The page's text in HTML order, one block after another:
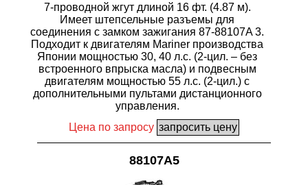
7-проводной жгут длиной 16 фт. (4.87 м).
Имеет штепсельные разъемы для
соединения с замком зажигания 87-88107A 3.
Подходит к двигателям Mariner производства
Японии мощностью 30, 40 л.с. (2-цил. – без
встроенного впрыска масла) и подвесным
двигателям мощностью 55 л.с. (2-цил.) с
дополнительными пультами дистанционного
управления.
Цена по запросу
88107A5